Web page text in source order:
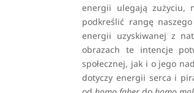
energii ulegają zużyciu,
podkreślić rangę
energii uzyskiwanej z
obrazach te intencje
społecznej, jak i o jego
dotyczy energii serca i